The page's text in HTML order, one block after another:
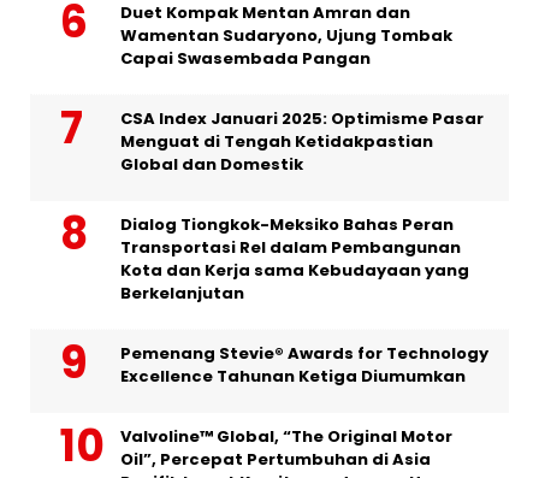
Duet Kompak Mentan Amran dan
Wamentan Sudaryono, Ujung Tombak
Capai Swasembada Pangan
CSA Index Januari 2025: Optimisme Pasar
Menguat di Tengah Ketidakpastian
Global dan Domestik
Dialog Tiongkok-Meksiko Bahas Peran
Transportasi Rel dalam Pembangunan
Kota dan Kerja sama Kebudayaan yang
Berkelanjutan
Pemenang Stevie® Awards for Technology
Excellence Tahunan Ketiga Diumumkan
Valvoline™ Global, “The Original Motor
Oil”, Percepat Pertumbuhan di Asia